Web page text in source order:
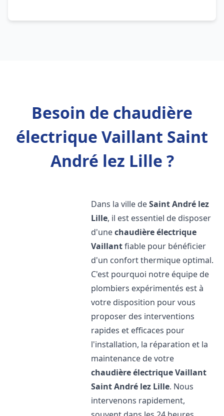
Besoin de chaudière
électrique Vaillant Saint
André lez Lille ?
Dans la ville deSaint André lez
Lille, il est essentiel de disposer
d'unechaudière électrique
Vaillantfiable pour bénéficier
d'un confort thermique optimal.
C'est pourquoi notre équipe de
plombiers expérimentés est à
votre disposition pour vous
proposer des interventions
rapides et efficaces pour
l'installation, la réparation et la
maintenance de votre
chaudière électrique Vaillant
Saint André lez Lille. Nous
intervenons rapidement,